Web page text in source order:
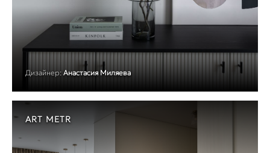
Дизайнер: Анастасия Миляева
ART METR